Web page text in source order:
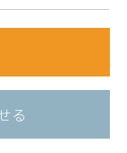
る